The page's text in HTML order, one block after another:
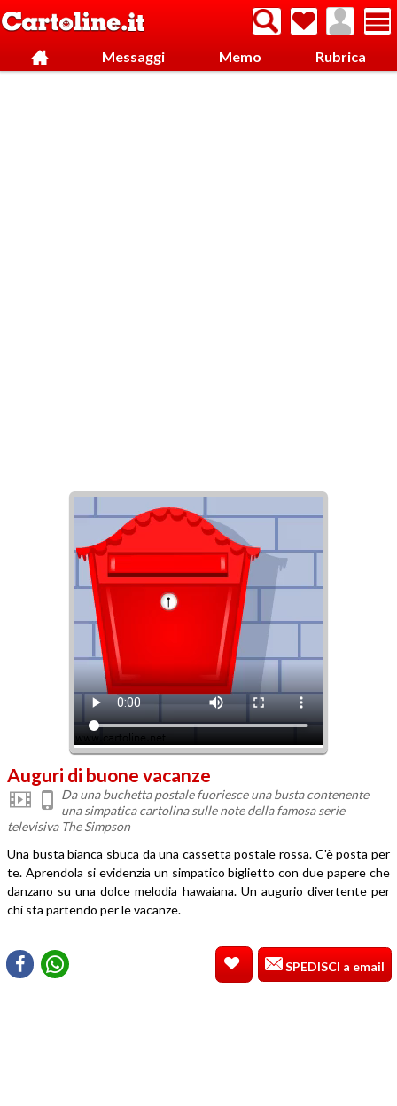
Messaggi Memo Rubrica
Auguri di buone vacanze
Da una buchetta postale fuoriesce una busta contenente
una simpatica cartolina sulle note della famosa serie
televisiva The Simpson
Una busta bianca sbuca da una cassetta postale rossa. C'è posta per
te. Aprendola si evidenzia un simpatico biglietto con due papere che
danzano su una dolce melodia hawaiana. Un augurio divertente per
chi sta partendo per le vacanze.
SPEDISCI a email